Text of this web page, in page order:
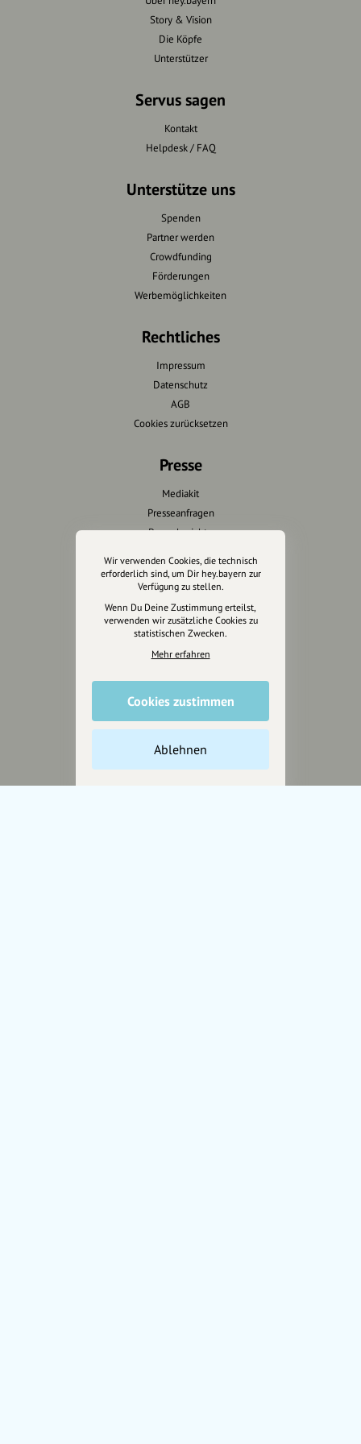
Story & Vision
Die Köpfe
Unterstützer
Servus sagen
Kontakt
Helpdesk / FAQ
Unterstütze uns
Spenden
Partner werden
Crowdfunding
Förderungen
Werbemöglichkeiten
Rechtliches
Impressum
Datenschutz
AGB
Cookies zurücksetzen
Presse
Mediakit
Presseanfragen
Presseberichte
Wir unterstützen Euch
Fotografie & mehr
Marketing
Design & Branding
Anakin Design
Unterstütze
unsere Plattform
Wir verwenden Cookies, die technisch
erforderlich sind, um Dir hey.bayern zur
Verfügung zu stellen.
Wenn Du Deine Zustimmung erteilst,
verwenden wir zusätzliche Cookies zu
statistischen Zwecken.
Mehr erfahren
Cookies zustimmen
Ablehnen